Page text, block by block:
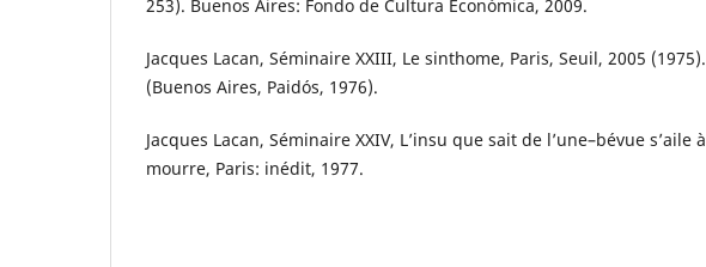
253). Buenos Aires: Fondo de Cultura Económica, 2009.
Jacques Lacan, Séminaire XXIII, Le sinthome, Paris, Seuil, 2005 (1975).
(Buenos Aires, Paidós, 1976).
Jacques Lacan, Séminaire XXIV, L’insu que sait de l’une–bévue s’aile à
mourre, Paris: inédit, 1977.